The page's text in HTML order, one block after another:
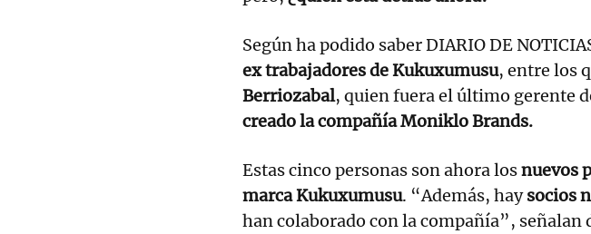
Según ha podido saber DIARIO DE
ex trabajadores de Kukuxumusu, entre los
Berriozabal, quien fuera el último gerente
creado la compañía Moniklo Brands.
Estas cinco personas son ahora losnuevos
marca Kukuxumusu. “Además, haysocios
han colaborado con la compañía”, señalan